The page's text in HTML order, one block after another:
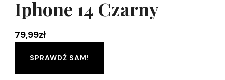
Iphone 14 Czarny
79,99zł
SPRAWDŹ SAM!